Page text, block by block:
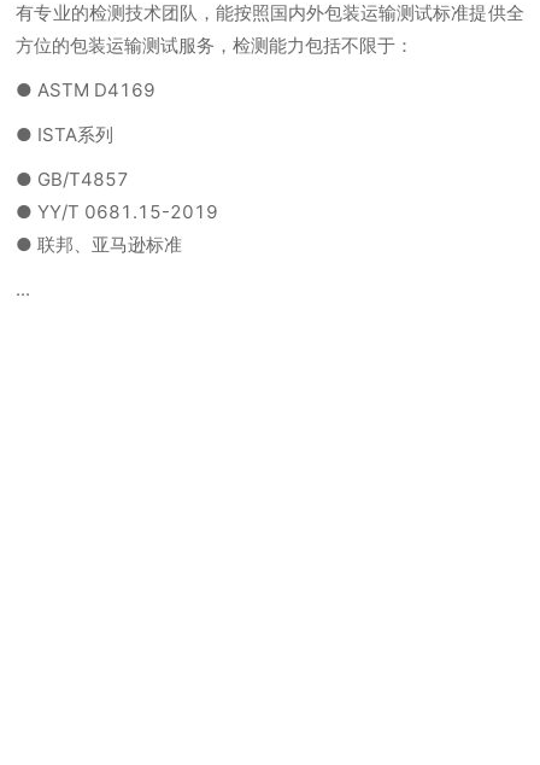
有专业的检测技术团队，能按照国内外包装运输测试标准提供全
方位的包装运输测试服务，检测能力包括不限于：
● ASTM D4169
● ISTA系列
● GB/T4857
● YY/T 0681.15-2019
● 联邦、亚马逊标准
...